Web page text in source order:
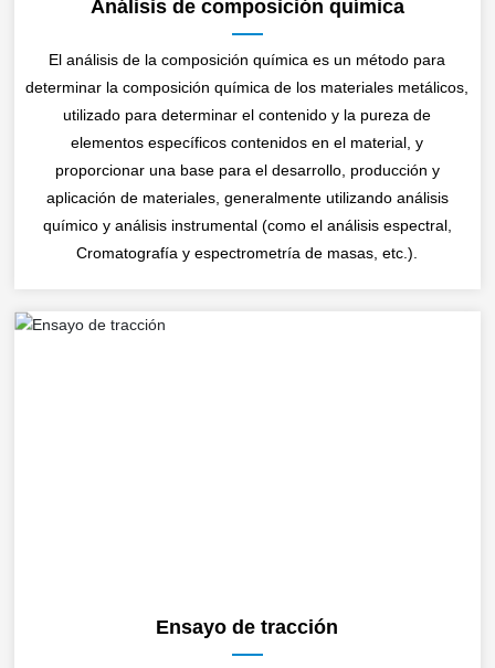
Análisis de composición química
El análisis de la composición química es un método para
determinar la composición química de los materiales metálicos,
utilizado para determinar el contenido y la pureza de
elementos específicos contenidos en el material, y
proporcionar una base para el desarrollo, producción y
aplicación de materiales, generalmente utilizando análisis
químico y análisis instrumental (como el análisis espectral,
Cromatografía y espectrometría de masas, etc.).
Ensayo de tracción